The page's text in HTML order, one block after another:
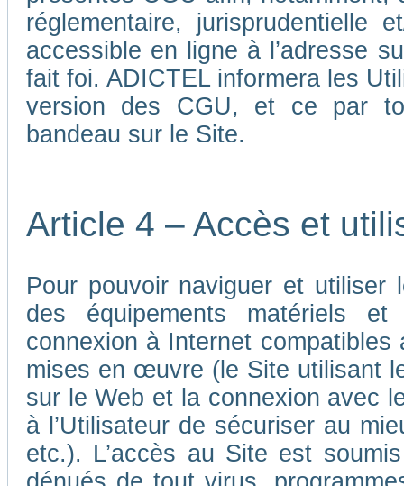
réglementaire, jurisprudentielle
accessible en ligne à l’adresse
fait foi. ADICTEL informera les
version des CGU, et ce par
bandeau sur le Site.
Article 4 – Accès et
Pour pouvoir naviguer et utiliser
des équipements matériels
connexion à Internet
mises en œuvre (le Site utilisant
sur le Web et la connexion avec
à l’Utilisateur de sécuriser au
etc.). L’accès au Site est